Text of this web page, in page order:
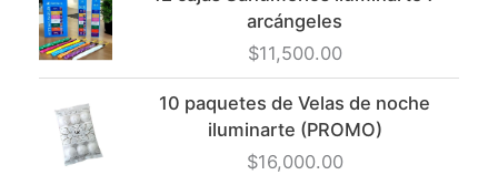
arcángeles
$11,500.00
10 paquetes de Velas de noche
iluminarte (PROMO)
$16,000.00